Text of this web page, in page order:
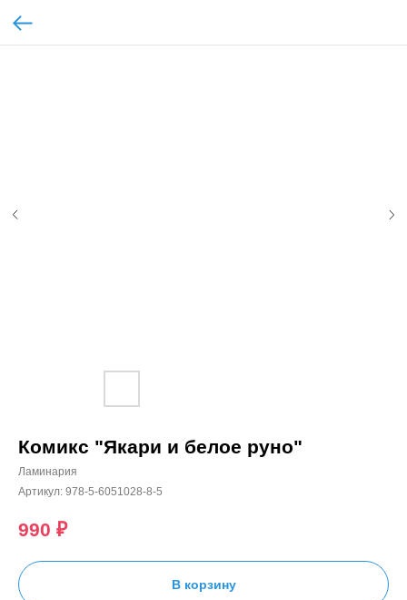
Комикс "Якари и белое руно"
Ламинария
Артикул: 978-5-6051028-8-5
990 ₽
В корзину